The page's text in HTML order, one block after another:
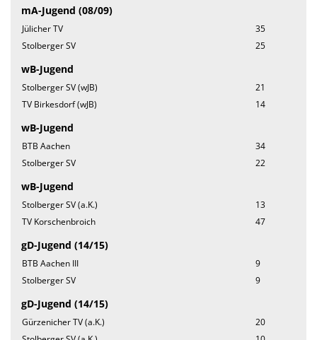
mA-Jugend (08/09)
Jülicher TV
35
Stolberger SV
25
wB-Jugend
Stolberger SV (wJB)
21
TV Birkesdorf (wJB)
14
wB-Jugend
BTB Aachen
34
Stolberger SV
22
wB-Jugend
Stolberger SV (a.K.)
13
TV Korschenbroich
47
gD-Jugend (14/15)
BTB Aachen III
9
Stolberger SV
9
gD-Jugend (14/15)
Gürzenicher TV (a.K.)
20